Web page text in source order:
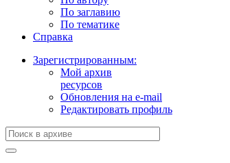
По заглавию
По тематике
Справка
Зарегистрированным:
Мой архив
ресурсов
Обновления на e-mail
Редактировать профиль